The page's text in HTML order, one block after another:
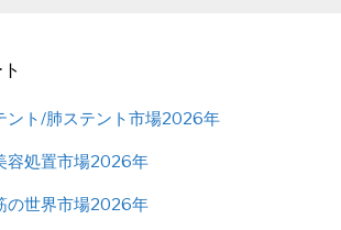
ント/肺ステント市場2026年
容処置市場2026年
の世界市場2026年